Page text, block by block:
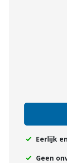
Eerlijk
Geen